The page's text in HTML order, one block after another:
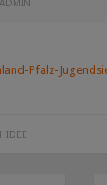
ADMIN
Pfalz-